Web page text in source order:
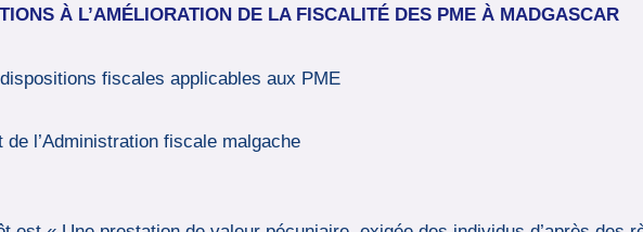
À L’AMÉLIORATION DE LA FISCALITÉ DES PME À MADGASCAR
fiscales applicables aux PME
l’Administration fiscale malgache